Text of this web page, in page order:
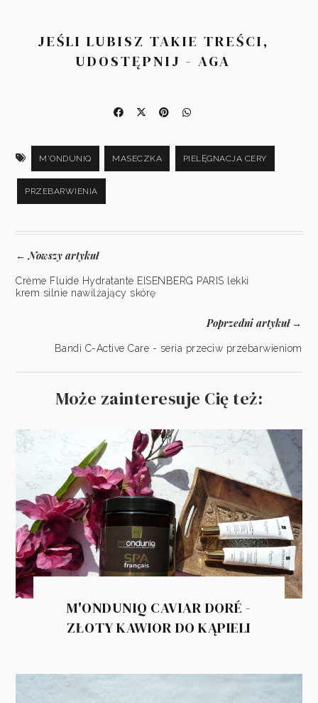
JEŚLI LUBISZ TAKIE TREŚCI,
UDOSTĘPNIJ - AGA
M'ONDUNIQ MASECZKA PIELĘGNACJA CERY
PRZEBARWIENIA
←Nowszy artykuł
Crème Fluide Hydratante EISENBERG PARIS lekki
krem silnie nawilżający skórę
Poprzedni artykuł→
Bandi C-Active Care - seria przeciw przebarwieniom
Może zainteresuje Cię też:
M'ONDUNIQ CAVIAR DORÉ -
ZŁOTY KAWIOR DO KĄPIELI